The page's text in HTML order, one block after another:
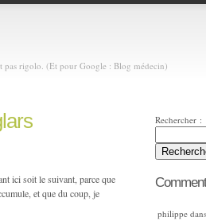
pas rigolo. (Et pour Google : Blog médecin)
ici soit le suivant, parce que
et que du coup, je
Rechercher :
philippe